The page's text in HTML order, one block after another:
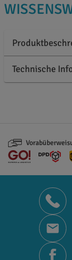
Technische